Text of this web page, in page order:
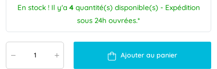
En stock ! Il y'a 4quantité(s) disponible(s) - Expédition
sous 24h ouvrées.*
Ajouter au panier